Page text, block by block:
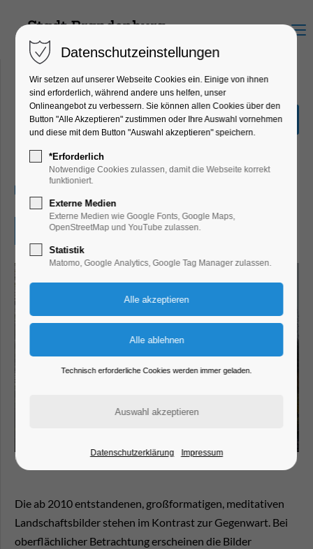
Menu
'Zwischenwelten' - Die
Ausstellung
Ausstellung, Kunst
Eintritt frei
Die ab 2010 entstandenen, großformatigen, meditativen
Landschaftsbilder stehen im Kontrast zur Gegenwart. Bei
oberflächlicher Betrachtung erscheinen die Bilder
Datenschutzeinstellungen
Wir setzen auf unserer Webseite Cookies ein. Einige von ihnen
sind erforderlich, während andere uns helfen, unser
Onlineangebot zu verbessern. Sie können allen Cookies über den
Button "Alle Akzeptieren" zustimmen oder Ihre Auswahl vornehmen
und diese mit dem Button "Auswahl akzeptieren" speichern.
*Erforderlich
Notwendige Cookies zulassen, damit die Webseite korrekt
funktioniert.
Externe Medien
Externe Medien wie Google Fonts, Google Maps,
OpenStreetMap und YouTube zulassen.
Statistik
Matomo, Google Analytics, Google Tag Manager zulassen.
Technisch erforderliche Cookies werden immer geladen.
Datenschutzerklärung Impressum